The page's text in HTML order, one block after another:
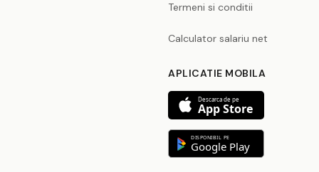
Termeni si conditii
Calculator salariu net
APLICATIE MOBILA
Descarca de pe
App Store
DISPONIBIL PE
Google Play